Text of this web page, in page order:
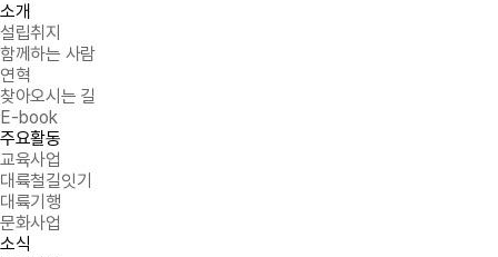
소개
설립취지
함께하는 사람
연혁
찾아오시는 길
E-book
주요활동
교육사업
대륙철길잇기
대륙기행
문화사업
소식